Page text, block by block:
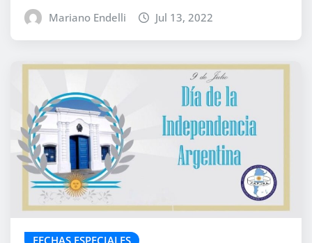
Mariano Endelli Jul 13, 2022